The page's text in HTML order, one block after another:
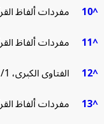
مفردات ألفاظ القرآن، 1/ 516، مادة (سول).
مفردات ألفاظ القرآن، 1/ 327، مادة (خير).
الفتاوى الكبرى، 1/ 60.
مفردات ألفاظ القرآن، 1/ 529، مادة (شر).